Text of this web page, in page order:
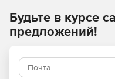
дистрибутивов и
Windows, Mac OS, NDMP,
поддерживается
Будьте в курсе
предложений!